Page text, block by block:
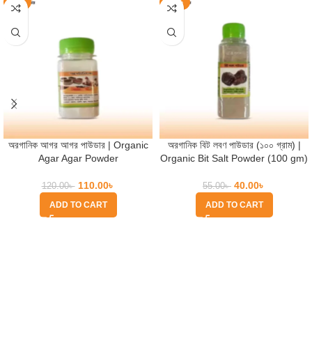
অরগানিক আগর আগর পাউডার | Organic
Agar Agar Powder
120.00৳ 110.00৳
ADD TO CART
অরগানিক বিট লবণ পাউডার (১০০ গ্রাম) |
Organic Bit Salt Powder (100 gm)
55.00৳ 40.00৳
ADD TO CART